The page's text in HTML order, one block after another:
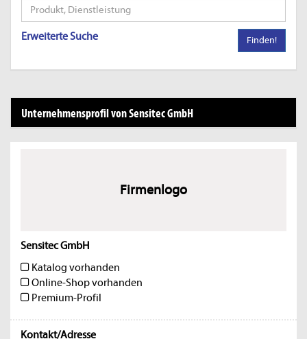
Erweiterte Suche Finden!
Unternehmensprofil von Sensitec GmbH
Firmenlogo
Sensitec GmbH
Katalog vorhanden
Online-Shop vorhanden
Premium-Profil
Kontakt/Adresse